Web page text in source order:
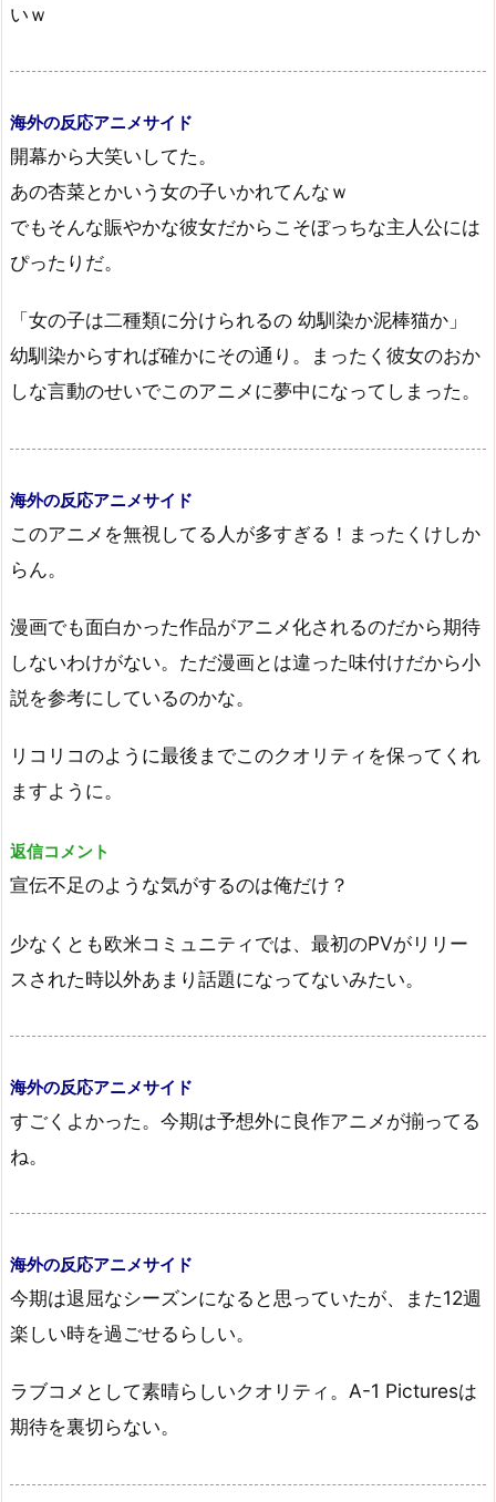
いｗ
海外の反応アニメサイド
開幕から大笑いしてた。
あの杏菜とかいう女の子いかれてんなｗ
でもそんな賑やかな彼女だからこそぼっちな主人公には
ぴったりだ。
「女の子は二種類に分けられるの 幼馴染か泥棒猫か」
幼馴染からすれば確かにその通り。まったく彼女のおか
しな言動のせいでこのアニメに夢中になってしまった。
海外の反応アニメサイド
このアニメを無視してる人が多すぎる！まったくけしか
らん。
漫画でも面白かった作品がアニメ化されるのだから期待
しないわけがない。ただ漫画とは違った味付けだから小
説を参考にしているのかな。
リコリコのように最後までこのクオリティを保ってくれ
ますように。
返信コメント
宣伝不足のような気がするのは俺だけ？
少なくとも欧米コミュニティでは、最初のPVがリリー
スされた時以外あまり話題になってないみたい。
海外の反応アニメサイド
すごくよかった。今期は予想外に良作アニメが揃ってる
ね。
海外の反応アニメサイド
今期は退屈なシーズンになると思っていたが、また12週
楽しい時を過ごせるらしい。
ラブコメとして素晴らしいクオリティ。A-1 Picturesは
期待を裏切らない。